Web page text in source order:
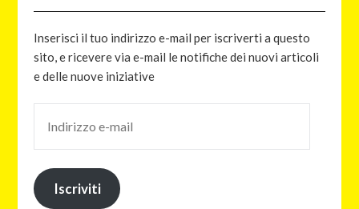
Inserisci il tuo indirizzo e-mail per iscriverti a questo
sito, e ricevere via e-mail le notifiche dei nuovi articoli
e delle nuove iniziative
Iscriviti